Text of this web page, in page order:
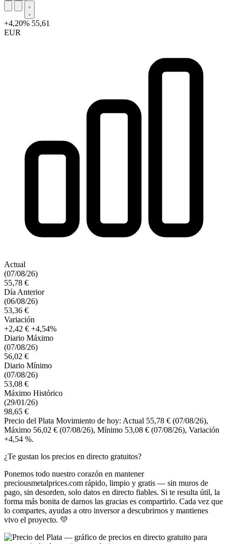
+4,20% 55,61
EUR
Actual
(07/08/26)
55,78 €
Día Anterior
(06/08/26)
53,36 €
Variación
+2,42 € +4,54%
Diario Máximo
(07/08/26)
56,02 €
Diario Mínimo
(07/08/26)
53,08 €
Máximo Histórico
(29/01/26)
98,65 €
Precio del Plata Movimiento de hoy: Actual 55,78 € (07/08/26),
Máximo 56,02 € (07/08/26), Mínimo 53,08 € (07/08/26), Variación
+4,54 %.
¿Te gustan los precios en directo gratuitos?
Ponemos todo nuestro corazón en mantener
preciousmetalprices.com rápido, limpio y gratis — sin muros de
pago, sin desorden, solo datos en directo fiables. Si te resulta útil, la
forma más bonita de darnos las gracias es compartirlo. Cada vez que
lo compartes, ayudas a otro inversor a descubrirnos y mantienes
vivo el proyecto. 💛